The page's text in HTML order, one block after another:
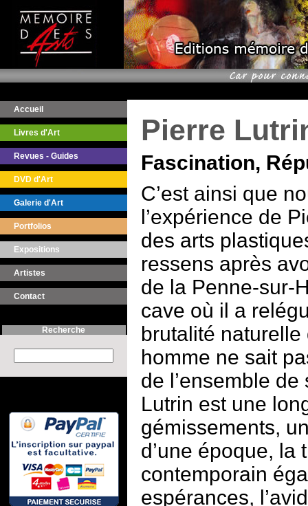
Accueil
Livres d'Art
Revues - Guides
DVD d'Art
Galerie d'Art
Portfolios
Expositions
Artistes
Contact
Recherche
Pierre
Fascination,
C’est ainsi que
l’expérience de
des arts
ressens après
de la Penne-sur-
cave où il a
brutalité
homme ne sait
de l’ensemble
Lutrin est une
gémissements,
d’une époque, la
contemporain
espérances,